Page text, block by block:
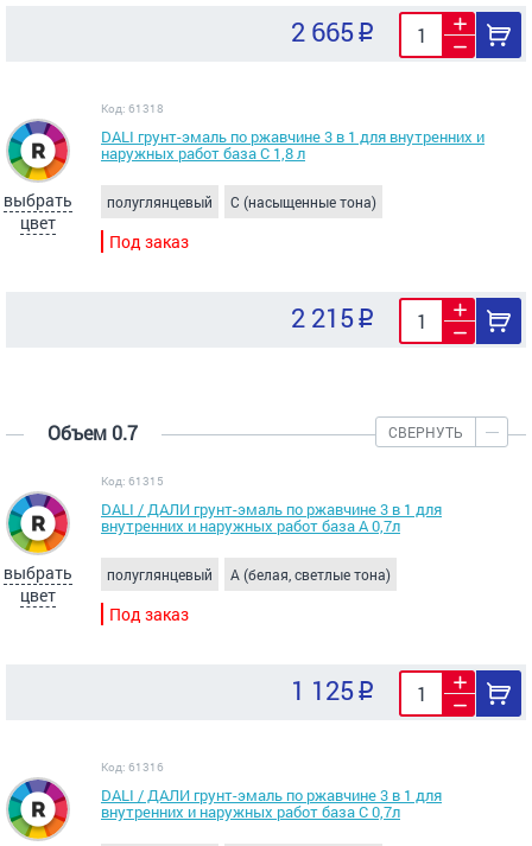
2 665
выбрать
цвет
Код: 61318
DALI грунт-эмаль по ржавчине 3 в 1 для внутренних и
наружных работ база C 1,8 л
полуглянцевый C (насыщенные тона)
Под заказ
2 215
Объем 0.7 СВЕРНУТЬ
выбрать
цвет
Код: 61315
DALI / ДАЛИ грунт-эмаль по ржавчине 3 в 1 для
внутренних и наружных работ база A 0,7л
полуглянцевый A (белая, светлые тона)
Под заказ
1 125
Код: 61316
DALI / ДАЛИ грунт-эмаль по ржавчине 3 в 1 для
внутренних и наружных работ база C 0,7л